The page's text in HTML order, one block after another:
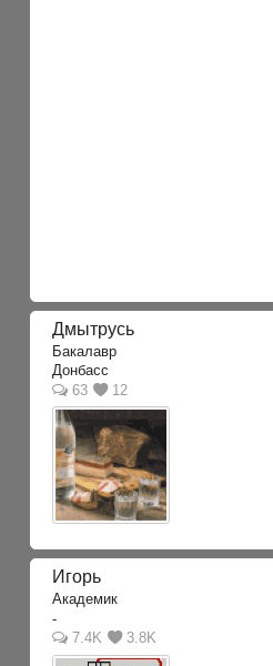
Дмытрусь
Бакалавр
Донбасс
63
12
Игорь
Академик
-
7.4K
3.8K